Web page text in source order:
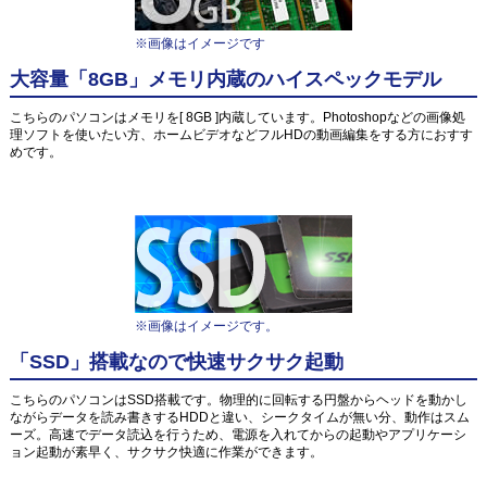
※画像はイメージです
大容量「8GB」メモリ内蔵のハイスペックモデル
こちらのパソコンはメモリを[ 8GB ]内蔵しています。Photoshopなどの画像処
理ソフトを使いたい方、ホームビデオなどフルHDの動画編集をする方におすす
めです。
※画像はイメージです。
「SSD」搭載なので快速サクサク起動
こちらのパソコンはSSD搭載です。物理的に回転する円盤からヘッドを動かし
ながらデータを読み書きするHDDと違い、シークタイムが無い分、動作はスム
ーズ。高速でデータ読込を行うため、電源を入れてからの起動やアプリケーシ
ョン起動が素早く、サクサク快適に作業ができます。